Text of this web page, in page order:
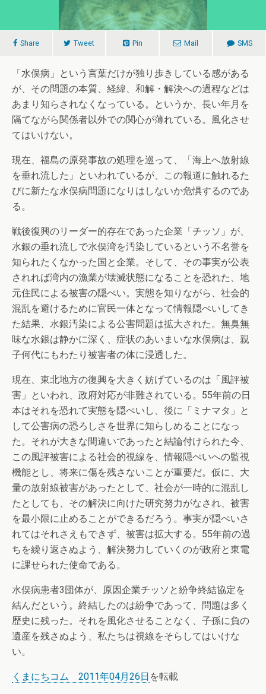
Share Tweet Pin Mail SMS
「水俣病」という言葉だけが独り歩きしている感がある
が、その問題の本質、経緯、和解・解決への過程などは
あまり知らされなくなっている。というか、長い年月を
隔てながら関係者以外での関心が薄れている。風化させ
てはいけない。
現在、福島の原発事故の処理を巡って、「海上へ放射線
を垂れ流した」といわれているが、この報道に触れるた
びに新たな水俣病問題になりはしないか危惧するのであ
る。
戦後復興のリーダー的存在であった企業「チッソ」が、
水銀の垂れ流しで水俣湾を汚染しているという不名誉を
知られたくなかった国と企業。そして、その事実が公表
されれば湾内の漁業が壊滅状態になることを恐れた、地
元住民による被害の隠ぺい。実態を知りながら、社会的
混乱を避けるために官民一体となって情報隠ぺいしてき
た結果、水銀汚染による公害問題は拡大された。無臭無
味な水銀は静かに深く、症状のあいまいな水俣病は、親
子何代にもわたり被害者の体に浸透した。
現在、東北地方の復興を大きく妨げているのは「風評被
害」といわれ、政府対応が非難されている。55年前の日
本はそれを恐れて実態を隠ぺいし、後に「ミナマタ」と
して公害病の恐ろしさを世界に知らしめることになっ
た。それが大きな間違いであったと結論付けられた今、
この風評被害による社会的視線を、情報隠ぺいへの監視
機能とし、将来に傷を残さないことが重要だ。仮に、大
量の放射線被害があったとして、社会が一時的に混乱し
たとしても、その解決に向けた研究努力がなされ、被害
を最小限に止めることができるだろう。事実が隠ぺいさ
れてはそれさえもできず、被害は拡大する。55年前の過
ちを繰り返さぬよう、解決努力していくのが政府と東電
に課せられた使命である。
水俣病患者3団体が、原因企業チッソと紛争終結協定を
結んだという。終結したのは紛争であって、問題は多く
歴史に残った。それを風化させることなく、子孫に負の
遺産を残さぬよう、私たちは視線をそらしてはいけな
い。
くまにちコム 2011年04月26日 を転載